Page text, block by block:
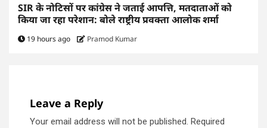
SIR के नोटिसों पर कांग्रेस ने जताई आपत्ति, मतदाताओं को
किया जा रहा परेशान: बोले राष्ट्रीय प्रवक्ता आलोक शर्मा
19 hours ago Pramod Kumar
Leave a Reply
Your email address will not be published. Required